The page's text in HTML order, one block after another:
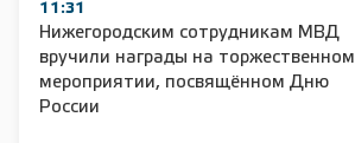
11:31
Нижегородским сотрудникам МВД
вручили награды на торжественном
мероприятии, посвящённом Дню
России